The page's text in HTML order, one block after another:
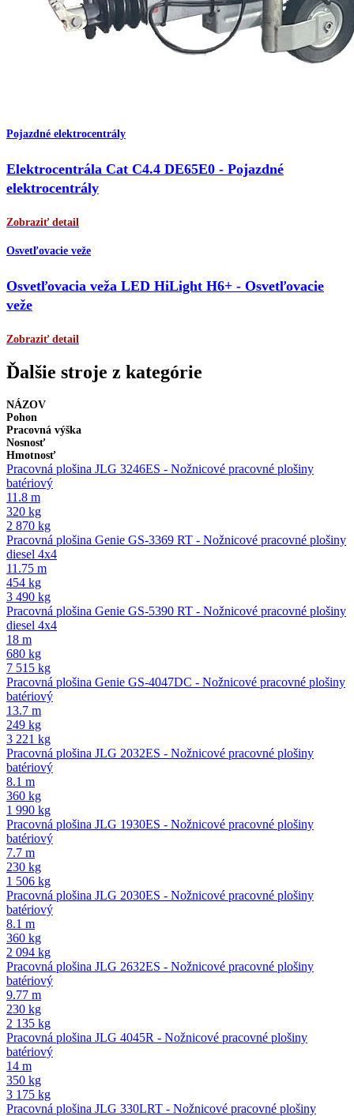
Pojazdné elektrocentrály
Elektrocentrála Cat C4.4 DE65E0 - Pojazdné
elektrocentrály
Zobraziť detail
Osvetľovacie veže
Osvetľovacia veža LED HiLight H6+ - Osvetľovacie
veže
Zobraziť detail
Ďalšie stroje z kategórie
NÁZOV
Pohon
Pracovná výška
Nosnosť
Hmotnosť
Pracovná plošina JLG 3246ES - Nožnicové pracovné plošiny
batériový
11.8 m
320 kg
2 870 kg
Pracovná plošina Genie GS-3369 RT - Nožnicové pracovné plošiny
diesel 4x4
11.75 m
454 kg
3 490 kg
Pracovná plošina Genie GS-5390 RT - Nožnicové pracovné plošiny
diesel 4x4
18 m
680 kg
7 515 kg
Pracovná plošina Genie GS-4047DC - Nožnicové pracovné plošiny
batériový
13.7 m
249 kg
3 221 kg
Pracovná plošina JLG 2032ES - Nožnicové pracovné plošiny
batériový
8.1 m
360 kg
1 990 kg
Pracovná plošina JLG 1930ES - Nožnicové pracovné plošiny
batériový
7.7 m
230 kg
1 506 kg
Pracovná plošina JLG 2030ES - Nožnicové pracovné plošiny
batériový
8.1 m
360 kg
2 094 kg
Pracovná plošina JLG 2632ES - Nožnicové pracovné plošiny
batériový
9.77 m
230 kg
2 135 kg
Pracovná plošina JLG 4045R - Nožnicové pracovné plošiny
batériový
14 m
350 kg
3 175 kg
Pracovná plošina JLG 330LRT - Nožnicové pracovné plošiny